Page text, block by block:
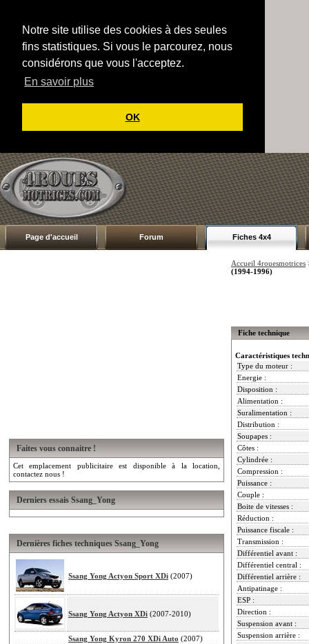
Notre site utilise des cookies à des seules
fins statistiques. Si vous le parcourez, nous
considérons que vous l'acceptez.
En savoir plus
OK
Page d'accueil Forum Fiches 4x4
Faites vous connaitre !
Cet emplacement publicitaire est disponible à la location,
contactez nous !
Derniers essais Ssang_Yong
Dernières fiches techniques Ssang_Yong
Ssang Yong Actyon Sport XDi (2007)
Ssang Yong Actyon XDi (2007-2010)
Ssang Yong Kyron 270 XDi Auto (2007)
Accueil 4rouesmotrices
(1994-1996)
Fiche technique
Caractéristiques
Type du moteur :
Energie :
Disposition :
Alimentation :
Suralimentation :
Distribution :
Soupapes :
Côtes :
Cylindrée :
Compression :
Puissance :
Couple :
Boite de vitesses :
Réduction :
Puissance fiscale :
Transmission :
Différentiel avant :
Différentiel central :
Différentiel arrière :
Antipatinage :
ESP :
Direction :
Suspension avant :
Suspension arrière :